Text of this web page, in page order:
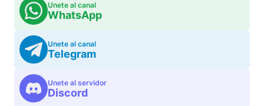
Unete al canal
WhatsApp
Unete al canal
Telegram
Unete al servidor
Discord